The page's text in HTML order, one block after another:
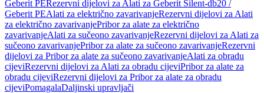
Geberit PERezervni dijelovi za Alati za Geberit Silent-db20 /
Geberit PEAlati za električno zavarivanjeRezervni dijelovi za Alati
za električno zavarivanjePribor za alate za električno
zavarivanjeAlati za sučeono zavarivanjeRezervni dijelovi za Alati za
sučeono zavarivanjePribor za alate za sučeono zavarivanjeRezervni
dijelovi za Pribor za alate za sučeono zavarivanjeAlati za obradu
cijeviRezervni dijelovi za Alati za obradu cijeviPribor za alate za
obradu cijeviRezervni dijelovi za Pribor za alate za obradu
cijeviPomagalaDaljinski upravljači